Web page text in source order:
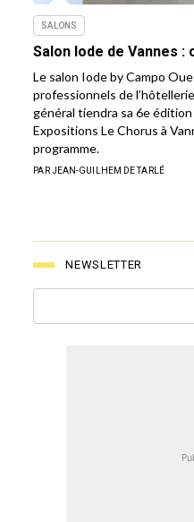
SALONS
Salon Iode de Vannes :
Le salon Iode by Campo
professionnels de
général tiendra sa 6e
Expositions Le Chorus à
programme.
PAR JEAN-GUILHEM DE TARLÉ
NEWSLETTER